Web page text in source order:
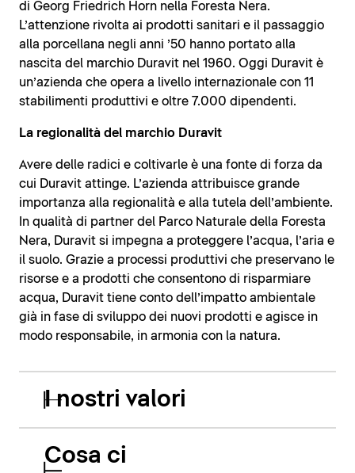
di Georg Friedrich Horn nella Foresta Nera.
L’attenzione rivolta ai prodotti sanitari e il passaggio
alla porcellana negli anni ’50 hanno portato alla
nascita del marchio Duravit nel 1960. Oggi Duravit è
un’azienda che opera a livello internazionale con 11
stabilimenti produttivi e oltre 7.000 dipendenti.
La regionalità del marchio Duravit
Avere delle radici e coltivarle è una fonte di forza da
cui Duravit attinge. L’azienda attribuisce grande
importanza alla regionalità e alla tutela dell’ambiente.
In qualità di partner del Parco Naturale della Foresta
Nera, Duravit si impegna a proteggere l’acqua, l’aria e
il suolo. Grazie a processi produttivi che preservano le
risorse e a prodotti che consentono di risparmiare
acqua, Duravit tiene conto dell’impatto ambientale
già in fase di sviluppo dei nuovi prodotti e agisce in
modo responsabile, in armonia con la natura.
I nostri valori
Cosa ci